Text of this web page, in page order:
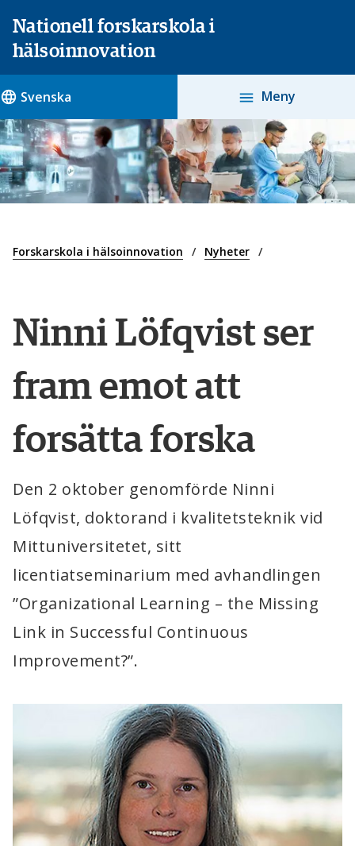
Nationell forskarskola i
hälsoinnovation
Svenska Meny
Forskarskola i hälsoinnovation Nyheter
Ninni Löfqvist ser
fram emot att
forsätta forska
Den 2 oktober genomförde Ninni
Löfqvist, doktorand i kvalitetsteknik vid
Mittuniversitetet, sitt
licentiatseminarium med avhandlingen
”Organizational Learning – the Missing
Link in Successful Continuous
Improvement?”.